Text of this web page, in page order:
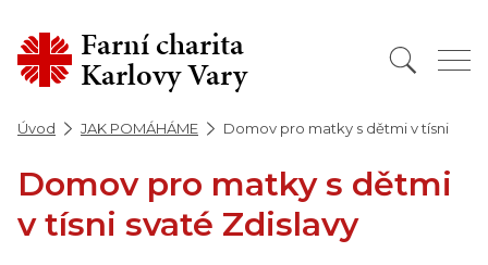
Farní charita
Karlovy Vary
Úvod JAK POMÁHÁME Domov pro matky s dětmi v tísni
Domov pro matky s dětmi
v tísni svaté Zdislavy